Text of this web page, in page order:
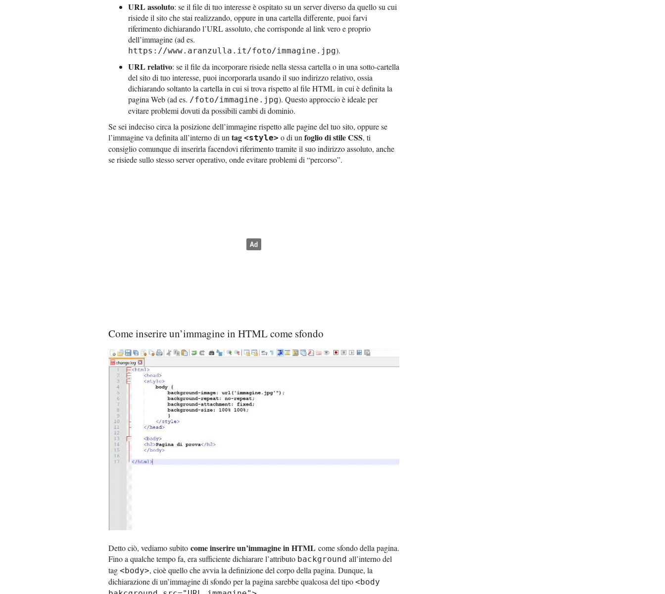
URL assoluto: se il file di tuo interesse è ospitato su un server diverso da quello su cui
risiede il sito che stai realizzando, oppure in una cartella differente, puoi farvi
riferimento dichiarando l’URL assoluto, che corrisponde al link vero e proprio
dell’immagine (ad es.
https://www.aranzulla.it/foto/immagine.jpg).
URL relativo: se il file da incorporare risiede nella stessa cartella o in una sotto-cartella
del sito di tuo interesse, puoi incorporarla usando il suo indirizzo relativo, ossia
dichiarando soltanto la cartella in cui si trova rispetto al file HTML in cui è definita la
pagina Web (ad es. /foto/immagine.jpg). Questo approccio è ideale per
evitare problemi dovuti da possibili cambi di dominio.
Se sei indeciso circa la posizione dell’immagine rispetto alle pagine del tuo sito, oppure se
l’immagine va definita all’interno di un tag <style> o di un foglio di stile CSS, ti
consiglio comunque di inserirla facendovi riferimento tramite il suo indirizzo assoluto, anche
se risiede sullo stesso server operativo, onde evitare problemi di “percorso”.
Come inserire un’immagine in HTML come sfondo
Detto ciò, vediamo subito come inserire un’immagine in HTML come sfondo della pagina.
Fino a qualche tempo fa, era sufficiente dichiarare l’attributo background all’interno del
tag <body>, cioè quello che avvia la definizione del corpo della pagina. Dunque, la
dichiarazione di un’immagine di sfondo per la pagina sarebbe qualcosa del tipo <body